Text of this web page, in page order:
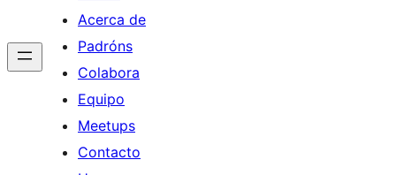
Acerca de
Padróns
Colabora
Equipo
Meetups
Contacto